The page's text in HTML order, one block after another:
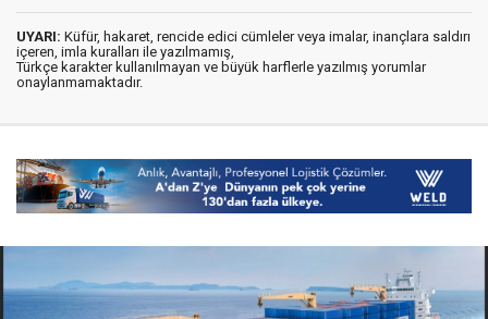
UYARI: Küfür, hakaret, rencide edici cümleler veya imalar, inançlara saldırı
içeren, imla kuralları ile yazılmamış,
Türkçe karakter kullanılmayan ve büyük harflerle yazılmış yorumlar
onaylanmamaktadır.